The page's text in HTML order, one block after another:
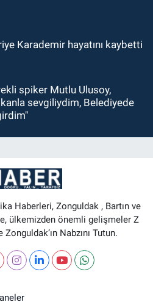
Karademir hayatını kaybetti
spiker Mutlu Ulusoy,
sevgiliydim, Belediyede
Haberleri, Zonguldak , Bartın ve
ülkemizden önemli gelişmeler Z
Nabzını Tutun.